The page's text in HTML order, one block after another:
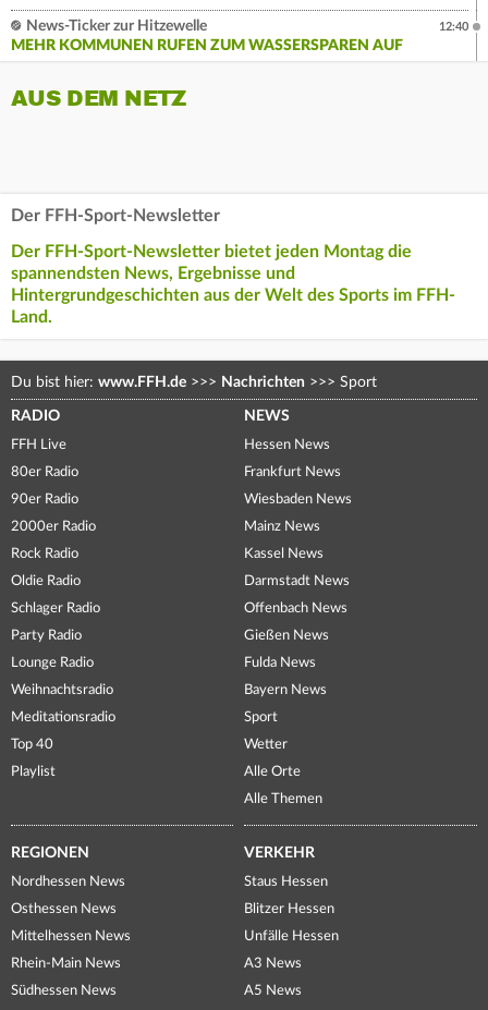
News-Ticker zur Hitzewelle
MEHR KOMMUNEN RUFEN ZUM WASSERSPAREN AUF
12:40
AUS DEM NETZ
Der FFH-Sport-Newsletter
Der FFH-Sport-Newsletter bietet jeden Montag die
spannendsten News, Ergebnisse und
Hintergrundgeschichten aus der Welt des Sports im FFH-
Land.
Du bist hier: www.FFH.de >>> Nachrichten >>> Sport
RADIO
FFH Live
80er Radio
90er Radio
2000er Radio
Rock Radio
Oldie Radio
Schlager Radio
Party Radio
Lounge Radio
Weihnachtsradio
Meditationsradio
Top 40
Playlist
NEWS
Hessen News
Frankfurt News
Wiesbaden News
Mainz News
Kassel News
Darmstadt News
Offenbach News
Gießen News
Fulda News
Bayern News
Sport
Wetter
Alle Orte
Alle Themen
REGIONEN
Nordhessen News
Osthessen News
Mittelhessen News
Rhein-Main News
Südhessen News
VERKEHR
Staus Hessen
Blitzer Hessen
Unfälle Hessen
A3 News
A5 News